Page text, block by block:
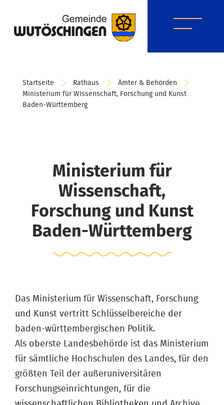
Startseite Rathaus
Ämter & Behörden
Ministerium für Wissenschaft, Forschung und Kunst
Baden-Württemberg
Ministerium für
Wissenschaft,
Forschung und Kunst
Baden-Württemberg
Das Ministerium für Wissenschaft, Forschung
und Kunst vertritt Schlüsselbereiche der
baden-württembergischen Politik.
Als oberste Landesbehörde ist das Ministerium
für sämtliche Hochschulen des Landes, für den
größten Teil der außeruniversitären
Forschungseinrichtungen, für die